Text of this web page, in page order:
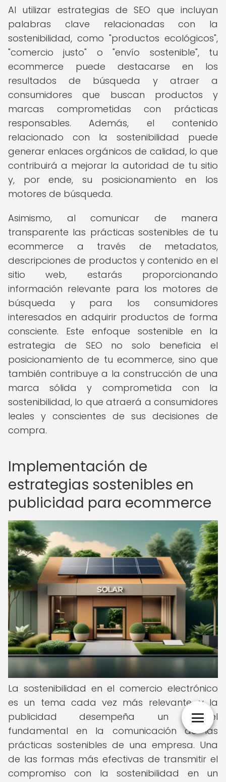
Al utilizar estrategias de SEO que incluyan
palabras clave relacionadas con la
sostenibilidad, como "productos ecológicos",
"comercio justo" o "envío sostenible", tu
ecommerce puede destacarse en los
resultados de búsqueda y atraer a
consumidores que buscan productos y
marcas comprometidas con prácticas
responsables. Además, el contenido
relacionado con la sostenibilidad puede
generar enlaces orgánicos de calidad, lo que
contribuirá a mejorar la autoridad de tu sitio
y, por ende, su posicionamiento en los
motores de búsqueda.
Asimismo, al comunicar de manera
transparente las prácticas sostenibles de tu
ecommerce a través de metadatos,
descripciones de productos y contenido en el
sitio web, estarás proporcionando
información relevante para los motores de
búsqueda y para los consumidores
interesados en adquirir productos de forma
consciente. Este enfoque sostenible en la
estrategia de SEO no solo beneficia el
posicionamiento de tu ecommerce, sino que
también contribuye a la construcción de una
marca sólida y comprometida con la
sostenibilidad, lo que atraerá a consumidores
leales y conscientes de sus decisiones de
compra.
Implementación de
estrategias sostenibles en
publicidad para ecommerce
La sostenibilidad en el comercio electrónico
es un tema cada vez más relevante, y la
publicidad desempeña un papel
fundamental en la comunicación de las
prácticas sostenibles de una empresa. Una
de las formas más efectivas de transmitir el
compromiso con la sostenibilidad en un